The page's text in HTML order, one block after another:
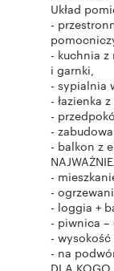
Układ
-
- kuchnia z
i garnki,
- sypialnia
- łazienka
-
-
- balkon z
-
-
- loggia +
- piwnica –
- wysokość
- na
DLA KOGO